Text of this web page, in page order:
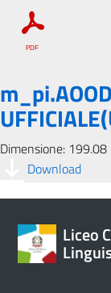
Dimensione: 199.08
Download
Liceo